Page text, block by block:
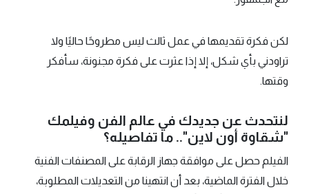
لكن فكرة تقديمها في عمل ثالث ليس مطروحًا حاليًا ولا
تراودني بأي شكل، إلا إذا عثرت على فكرة مجنونة، سأفكر
وقتها.
لنتحدث عن جديدك في عالم الفن وفيلمك
"شقاوة أون لاين".. ما تفاصيله؟
الفيلم حصل على موافقة جهاز الرقابة على المصنفات الفنية
خلال الفترة الماضية، بعد أن انتهينا من التعديلات المطلوبة،